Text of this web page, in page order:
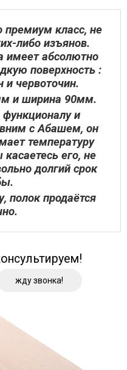
премиум класс, не
либо изъянов.
имеет абсолютно
поверхность :
и червоточин.
и ширина 90мм.
и
с Абашем, он
температуру
его, не
долгий срок
полок продаётся
жду звонка!